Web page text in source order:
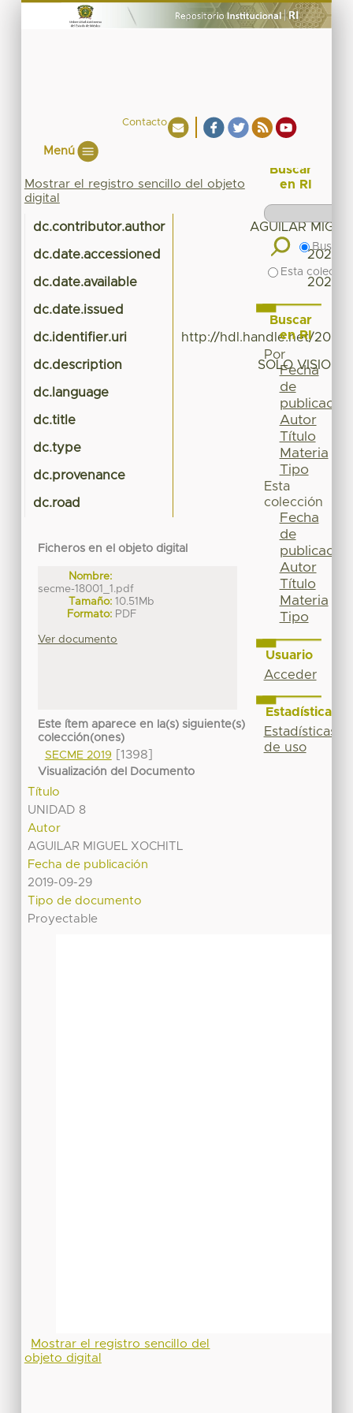
Contacto
Menú
Mostrar el registro sencillo del objeto
digital
dc.contributor.author AGUILAR
dc.date.accessioned 2020-
dc.date.available 2020-
dc.date.issued
dc.identifier.uri http://hdl.handle.net/
dc.description SOLO VISION
dc.language
dc.title
dc.type
dc.provenance
dc.road
Ficheros en el objeto digital
Nombre:
secme-18001_1.pdf
Tamaño: 10.51Mb
Formato: PDF
Ver documento
Este ítem aparece en la(s) siguiente(s)
colección(ones)
SECME 2019
[1398]
Visualización del Documento
Título
UNIDAD 8
Autor
AGUILAR MIGUEL XOCHITL
Fecha de publicación
2019-09-29
Tipo de documento
Proyectable
Mostrar el registro sencillo del
objeto digital
Buscar
en RI
Buscar
Esta
Buscar
en RI
Por
Fecha
de
publicación
Autor
Título
Materia
Tipo
Esta
colección
Fecha
de
publicación
Autor
Título
Materia
Tipo
Usuario
Acceder
Estadísticas
Estadísticas
de uso